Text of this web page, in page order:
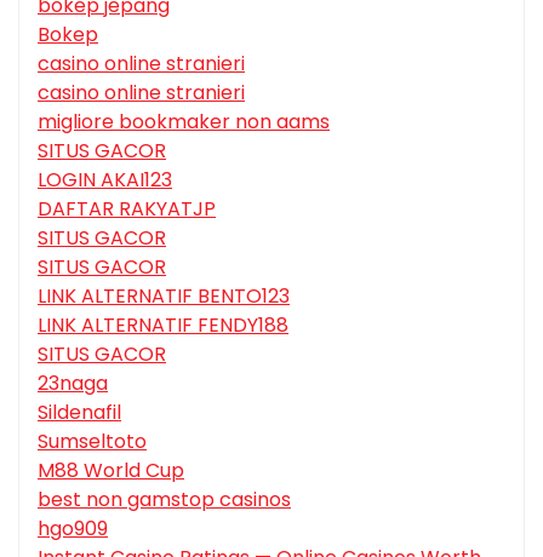
Bokep
casino online stranieri
casino online stranieri
migliore bookmaker non aams
SITUS GACOR
LOGIN AKAI123
DAFTAR RAKYATJP
SITUS GACOR
SITUS GACOR
LINK ALTERNATIF BENTO123
LINK ALTERNATIF FENDY188
SITUS GACOR
23naga
Sildenafil
Sumseltoto
M88 World Cup
best non gamstop casinos
hgo909